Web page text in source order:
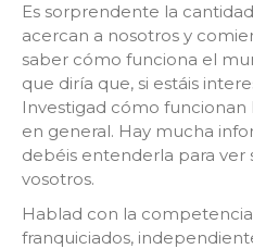
Es sorprendente la
acercan a nosotros y
saber cómo funciona el
que diría que, si estáis
Investigad cómo funcionan
en general. Hay mucha
debéis entenderla para ver
vosotros.
Hablad con la
franquiciados,